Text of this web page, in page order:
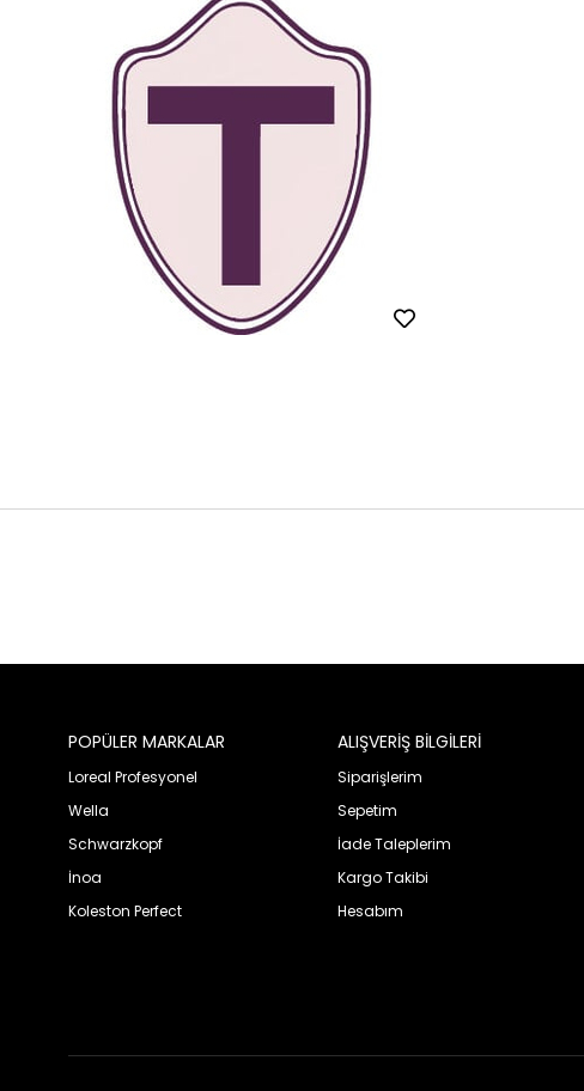
POPÜLER MARKALAR
Loreal Profesyonel
Wella
Schwarzkopf
İnoa
Koleston Perfect
ALIŞVERİŞ BİLGİLERİ
Siparişlerim
Sepetim
İade Taleplerim
Kargo Takibi
Hesabım